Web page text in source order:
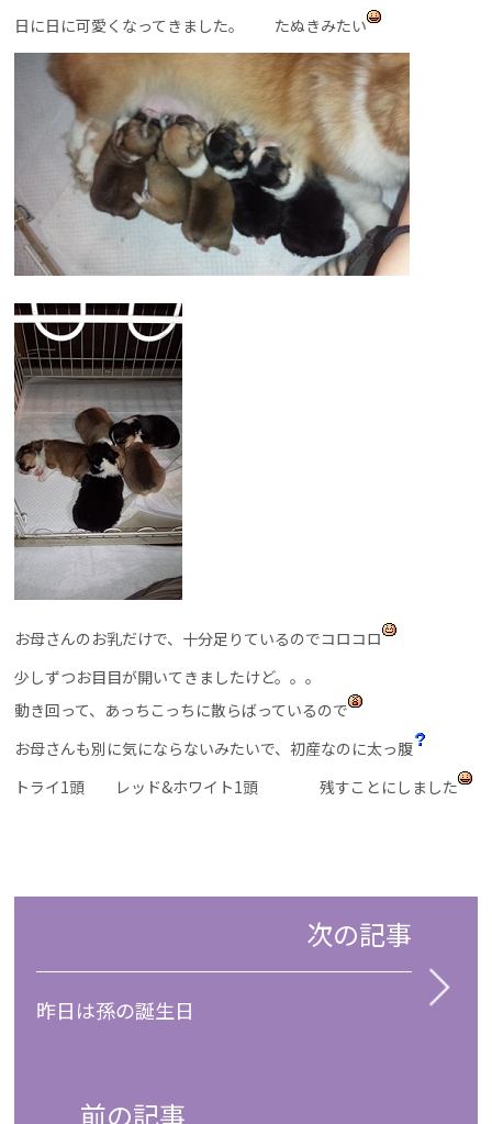
日に日に可愛くなってきました。 たぬきみたい
お母さんのお乳だけで、十分足りているのでコロコロ
少しずつお目目が開いてきましたけど。。。
動き回って、あっちこっちに散らばっているので
お母さんも別に気にならないみたいで、初産なのに太っ腹
トライ1頭 レッド&ホワイト1頭 残すことにしました
前の記事
次の記事
昨日は孫の誕生日